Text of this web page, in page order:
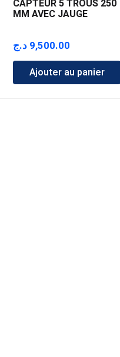
CAPTEUR 5 TROUS 250
MM AVEC JAUGE
9,500.00 د.ج
Ajouter au panier